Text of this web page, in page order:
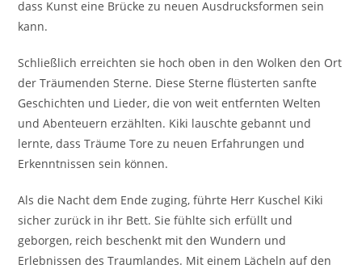
dass Kunst eine Brücke zu neuen Ausdrucksformen sein
kann.
Schließlich erreichten sie hoch oben in den Wolken den Ort
der Träumenden Sterne. Diese Sterne flüsterten sanfte
Geschichten und Lieder, die von weit entfernten Welten
und Abenteuern erzählten. Kiki lauschte gebannt und
lernte, dass Träume Tore zu neuen Erfahrungen und
Erkenntnissen sein können.
Als die Nacht dem Ende zuging, führte Herr Kuschel Kiki
sicher zurück in ihr Bett. Sie fühlte sich erfüllt und
geborgen, reich beschenkt mit den Wundern und
Erlebnissen des Traumlandes. Mit einem Lächeln auf den